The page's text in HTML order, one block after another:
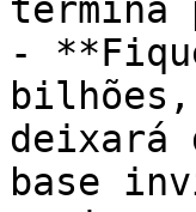
termina
-
bilhões,
deixará
base